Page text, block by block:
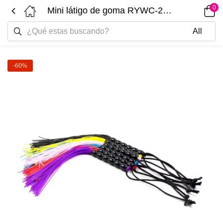
Mini látigo de goma RYWC-238-A-B-C-D-E-F 0
-60%